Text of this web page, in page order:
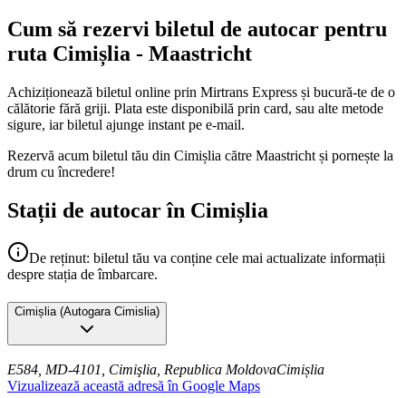
Cum să rezervi biletul de autocar pentru
ruta Cimișlia - Maastricht
Achiziționează biletul online prin Mirtrans Express și bucură-te de o
călătorie fără griji. Plata este disponibilă prin card, sau alte metode
sigure, iar biletul ajunge instant pe e-mail.
Rezervă acum biletul tău din Cimișlia către Maastricht și pornește la
drum cu încredere!
Stații de autocar în Cimișlia
De reținut: biletul tău va conține cele mai actualizate informații
despre stația de îmbarcare.
Cimișlia (Autogara Cimislia)
E584, MD-4101, Cimişlia, Republica MoldovaCimișlia
Vizualizează această adresă în Google Maps